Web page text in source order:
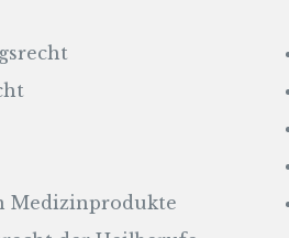
Medizinprodukte